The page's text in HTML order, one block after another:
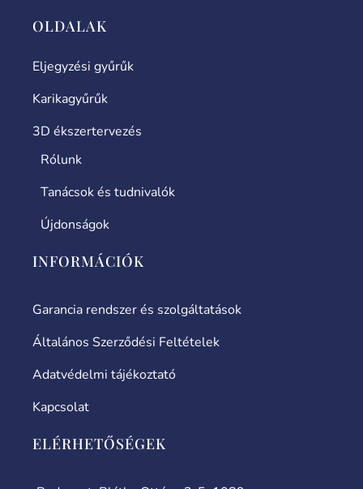
OLDALAK
Eljegyzési gyűrűk
Karikagyűrűk
3D ékszertervezés
Rólunk
Tanácsok és tudnivalók
Újdonságok
INFORMÁCIÓK
Garancia rendszer és szolgáltatások
Általános Szerződési Feltételek
Adatvédelmi tájékoztató
Kapcsolat
ELÉRHETŐSÉGEK